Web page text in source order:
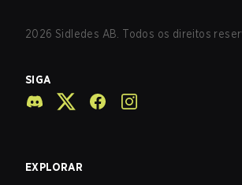
2026 Sidledes AB. Todos os direitos
SIGA
EXPLORAR